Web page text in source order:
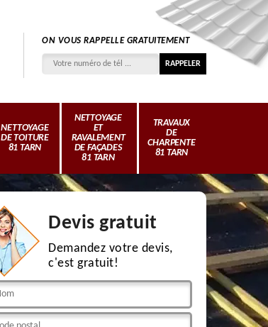
ON VOUS RAPPELLE GRATUITEMENT
NETTOYAGE
DE TOITURE
81 TARN
NETTOYAGE
ET
RAVALEMENT
DE FAÇADES
81 TARN
TRAVAUX
DE
CHARPENTE
81 TARN
Devis gratuit
Demandez votre devis,
c'est gratuit!